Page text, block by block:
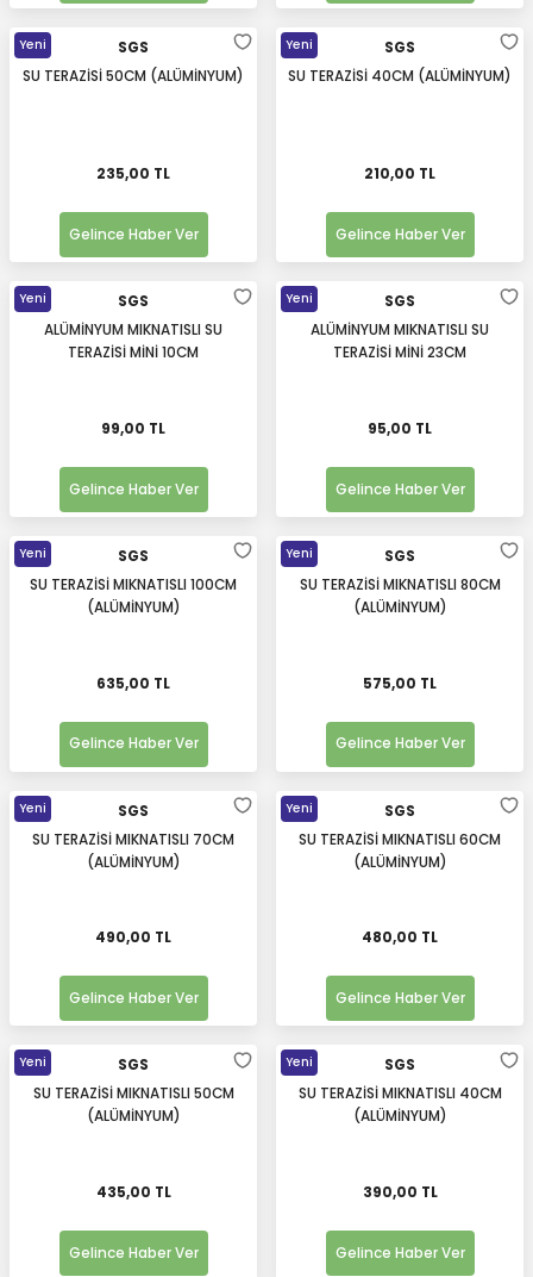
Yeni
SGS
SU TERAZİSİ 50CM (ALÜMİNYUM)
235,00 TL
Gelince Haber Ver
Yeni
SGS
SU TERAZİSİ 40CM (ALÜMİNYUM)
210,00 TL
Gelince Haber Ver
Yeni
SGS
ALÜMİNYUM MIKNATISLI SU
TERAZİSİ MİNİ 10CM
99,00 TL
Gelince Haber Ver
Yeni
SGS
ALÜMİNYUM MIKNATISLI SU
TERAZİSİ MİNİ 23CM
95,00 TL
Gelince Haber Ver
Yeni
SGS
SU TERAZİSİ MIKNATISLI 100CM
(ALÜMİNYUM)
635,00 TL
Gelince Haber Ver
Yeni
SGS
SU TERAZİSİ MIKNATISLI 80CM
(ALÜMİNYUM)
575,00 TL
Gelince Haber Ver
Yeni
SGS
SU TERAZİSİ MIKNATISLI 70CM
(ALÜMİNYUM)
490,00 TL
Gelince Haber Ver
Yeni
SGS
SU TERAZİSİ MIKNATISLI 60CM
(ALÜMİNYUM)
480,00 TL
Gelince Haber Ver
Yeni
SGS
SU TERAZİSİ MIKNATISLI 50CM
(ALÜMİNYUM)
435,00 TL
Gelince Haber Ver
Yeni
SGS
SU TERAZİSİ MIKNATISLI 40CM
(ALÜMİNYUM)
390,00 TL
Gelince Haber Ver